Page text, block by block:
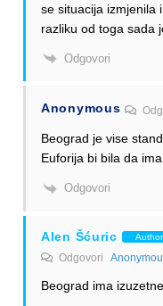
se situacija izmjenila
razliku od toga sada
Odgovori
Anonymous
Beograd je vise
Euforija bi bila da
Odgovori
Alen Šćuric Author
Odgovori
Beograd ima